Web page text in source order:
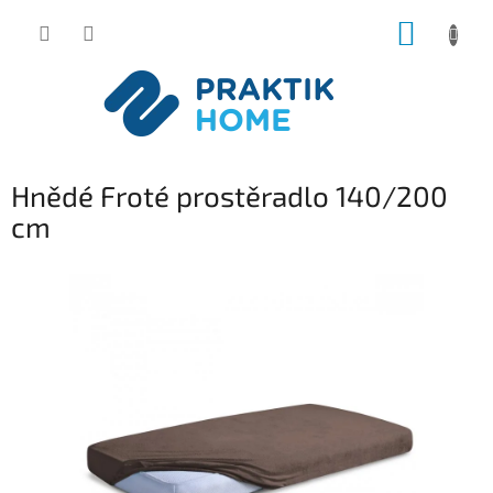
Hnědé Froté prostěradlo 140/200
cm